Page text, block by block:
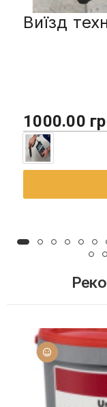
Виїзд
1000.00